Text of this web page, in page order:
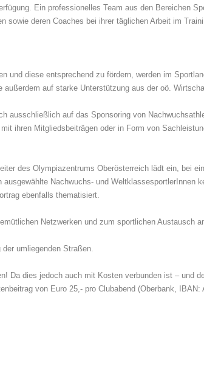
Ein professionelles Team aus den Bereichen
sowie deren Coaches bei ihrer täglichen Arbeit im
und diese entsprechend zu fördern, werden im
auf starke Unterstützung aus der oö.
ausschließlich auf das Sponsoring von
ihren Mitgliedsbeiträgen oder in Form von
des Olympiazentrums Oberösterreich lädt ein, bei
Nachwuchs- und WeltklassesportlerInnen
ebenfalls thematisiert.
Netzwerken und zum sportlichen Austausch
umliegenden Straßen.
Da dies jedoch auch mit Kosten verbunden ist – und
von Euro 25,- pro Clubabend (Oberbank, IBAN: